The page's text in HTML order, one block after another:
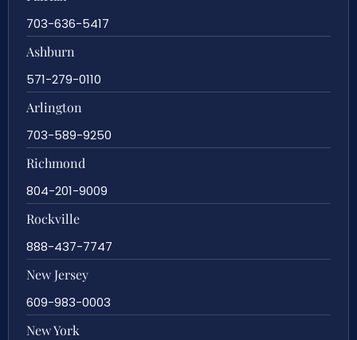
703-636-5417
Ashburn
571-279-0110
Arlington
703-589-9250
Richmond
804-201-9009
Rockville
888-437-7747
New Jersey
609-983-0003
New York